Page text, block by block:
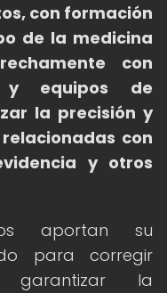
con formación
de la medicina
con
y equipos de
la precisión y
con
y otros
aportan su
para corregir
garantizar la